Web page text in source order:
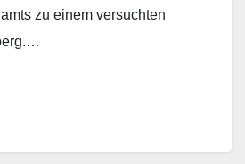
zu einem versuchten